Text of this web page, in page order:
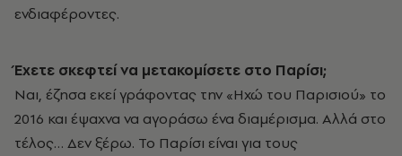
ενδιαφέροντες.
Έχετε σκεφτείνα μετακομίσετε στο Παρίσι;
Ναι, έζησα εκεί γράφοντας την «Ηχώ του Παρισιού» το
2016 και έψαχνα να αγοράσω ένα διαμέρισμα. Αλλά στο
τέλος… Δεν ξέρω. Το Παρίσι είναι για τους